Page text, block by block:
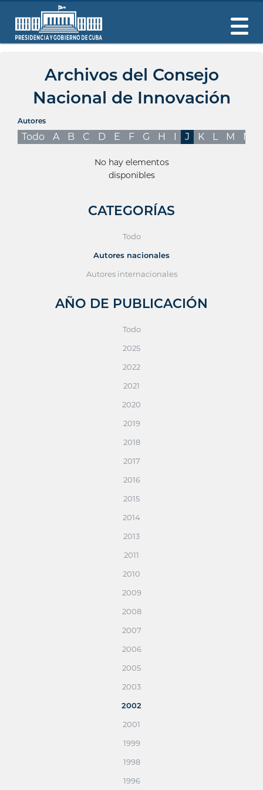
Archivos del Consejo
Nacional de Innovación
Autores
Todo A B C D E F G H I J K L M N
No hay elementos
disponibles
CATEGORÍAS
Todo
Autores nacionales
Autores internacionales
AÑO DE PUBLICACIÓN
Todo
2025
2022
2021
2020
2019
2018
2017
2016
2015
2014
2013
2011
2010
2009
2008
2007
2006
2005
2003
2002
2001
1999
1998
1996